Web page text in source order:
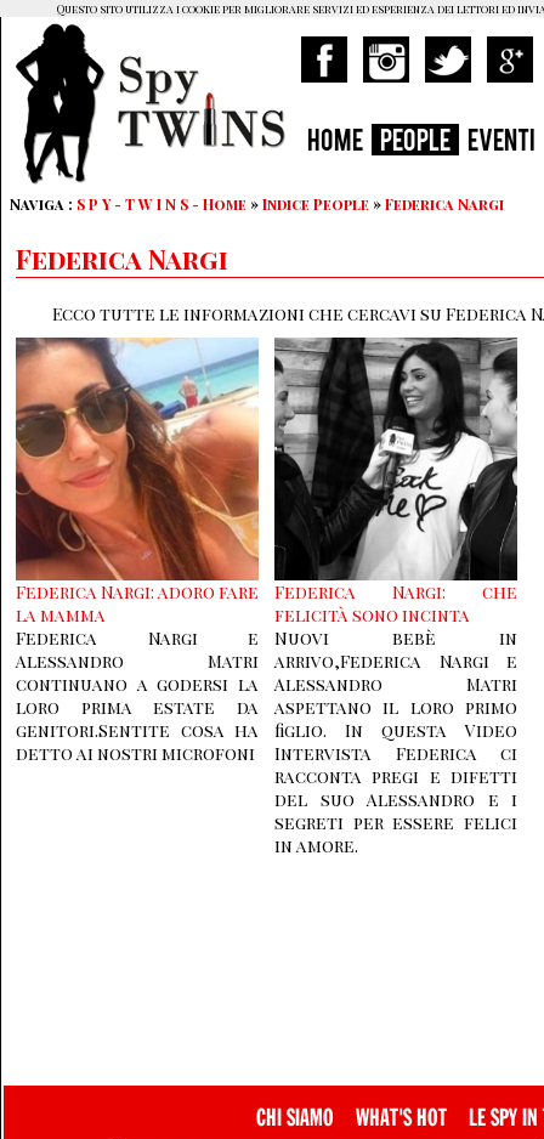
HOME PEOPLE EVENTI
Naviga : S P Y - T W I N S - Home »Indice People »Federica Nargi
Federica Nargi
Ecco tutte le informazioni che cercavi su Federica
Federica Nargi: adoro fare
la mamma
Federica Nargi e
Alessandro Matri
continuano a godersi la
loro prima estate da
genitori.Sentite cosa ha
detto ai nostri microfoni
Federica Nargi: che
felicità sono incinta
Nuovi bebè in
arrivo,Federica Nargi e
Alessandro Matri
aspettano il loro primo
figlio. In questa Video
Intervista Federica ci
racconta pregi e difetti
del suo Alessandro e i
segreti per essere felici
in amore.
CHI SIAMO WHAT'S HOT LE SPY IN
Questo sito utilizza i cookie per migliorare servizi ed esperienza dei lettori ed